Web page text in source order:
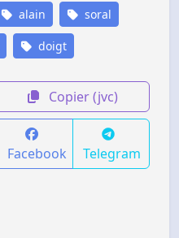
alain soral
doigt
Copier (jvc)
Facebook Telegram